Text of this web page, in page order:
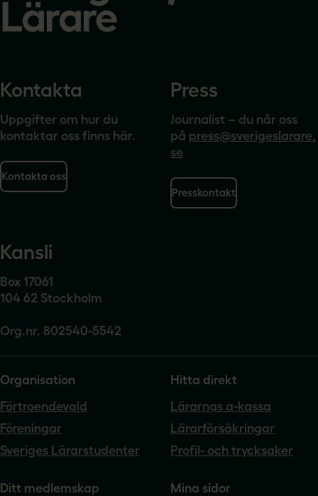
Kontakta
Uppgifter om hur du
kontaktar oss finns här.
Kontakta oss
Press
Journalist – du når oss
på press@sverigeslarare.
se
Presskontakt
Kansli
Box 17061
104 62 Stockholm
Org.nr. 802540-5542
Organisation
Förtroendevald
Föreningar
Sveriges Lärarstudenter
Hitta direkt
Lärarnas a-kassa
Lärarförsäkringar
Profil- och trycksaker
Ditt medlemskap Mina sidor